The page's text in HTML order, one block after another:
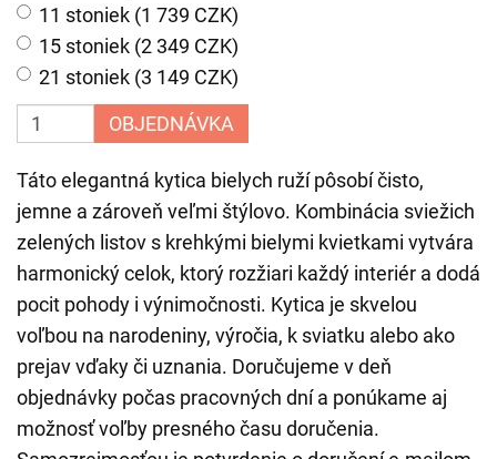
11 stoniek (1 739 CZK)
15 stoniek (2 349 CZK)
21 stoniek (3 149 CZK)
OBJEDNÁVKA
Táto elegantná kytica bielych ruží pôsobí čisto,
jemne a zároveň veľmi štýlovo. Kombinácia sviežich
zelených listov s krehkými bielymi kvietkami vytvára
harmonický celok, ktorý rozžiari každý interiér a dodá
pocit pohody i výnimočnosti. Kytica je skvelou
voľbou na narodeniny, výročia, k sviatku alebo ako
prejav vďaky či uznania. Doručujeme v deň
objednávky počas pracovných dní a ponúkame aj
možnosť voľby presného času doručenia.